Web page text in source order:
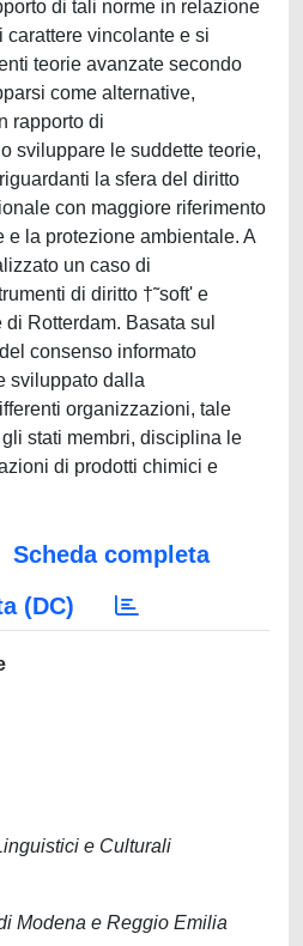
di tali norme in relazione
carattere vincolante e si
teorie avanzate secondo
come alternative,
rapporto di
sviluppare le suddette teorie,
la sfera del diritto
con maggiore riferimento
la protezione ambientale. A
un caso di
di diritto †˜soft' e
Rotterdam. Basata sul
consenso informato
sviluppato dalla
organizzazioni, tale
stati membri, disciplina le
di prodotti chimici e
Scheda completa
(DC)
e Culturali
Modena e Reggio Emilia